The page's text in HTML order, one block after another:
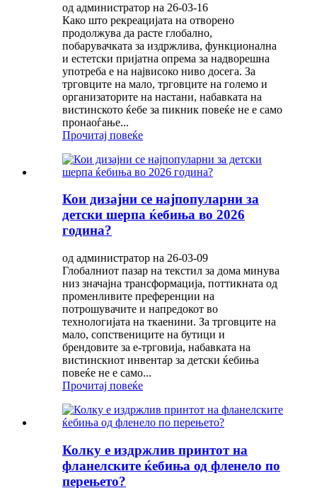
од администратор на 26-03-16
Како што рекреацијата на отворено
продолжува да расте глобално,
побарувачката за издржлива, функционална
и естетски пријатна опрема за надворешна
употреба е на највисоко ниво досега. За
трговците на мало, трговците на големо и
организаторите на настани, набавката на
вистинското ќебе за пикник повеќе не е само
пронаоѓање...
Прочитај повеќе
Кои дизајни се најпопуларни за
детски шерпа ќебиња во 2026
година?
од администратор на 26-03-09
Глобалниот пазар на текстил за дома минува
низ значајна трансформација, поттикната од
променливите преференции на
потрошувачите и напредокот во
технологијата на ткаенини. За трговците на
мало, сопствениците на бутици и
брендовите за е-трговија, набавката на
вистинскиот инвентар за детски ќебиња
повеќе не е само...
Прочитај повеќе
Колку е издржлив принтот на
фланелските ќебиња од фленело по
перењето?